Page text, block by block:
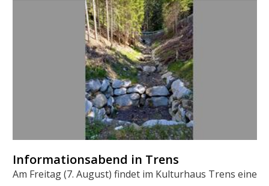
Informationsabend in Trens
Am Freitag (7. August) findet im Kulturhaus Trens eine ...